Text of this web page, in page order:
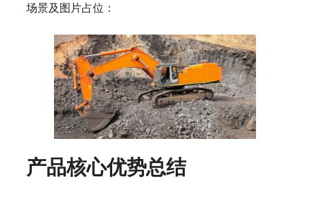
场景及图片占位：
产品核心优势总结